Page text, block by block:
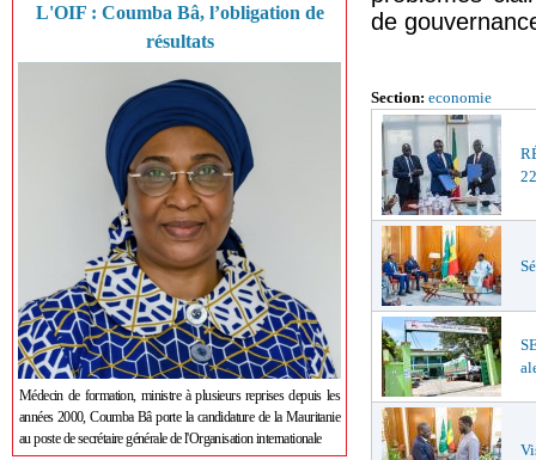
L'OIF : Coumba Bâ, l’obligation de
résultats
Médecin de formation, ministre à plusieurs reprises depuis les
années 2000, Coumba Bâ porte la candidature de la Mauritanie
au poste de secrétaire générale de l'Organisation internationale
de
Section: economie